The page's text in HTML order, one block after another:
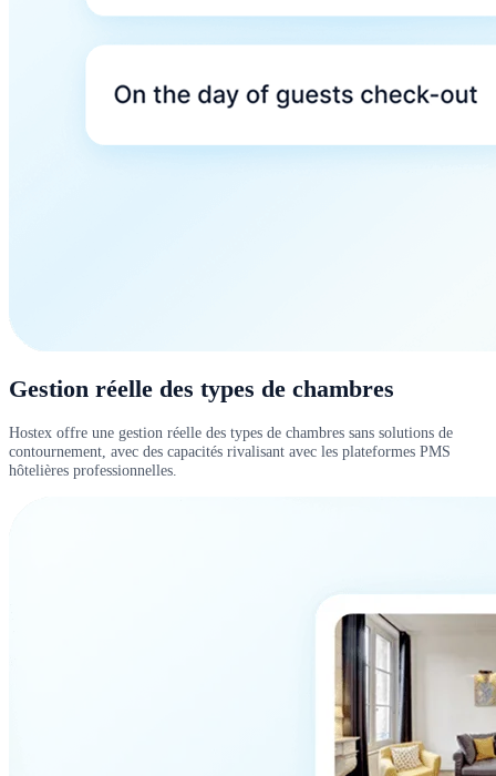
Gestion réelle des types de chambres
Hostex offre une gestion réelle des types de chambres sans solutions de
contournement, avec des capacités rivalisant avec les plateformes PMS
hôtelières professionnelles.